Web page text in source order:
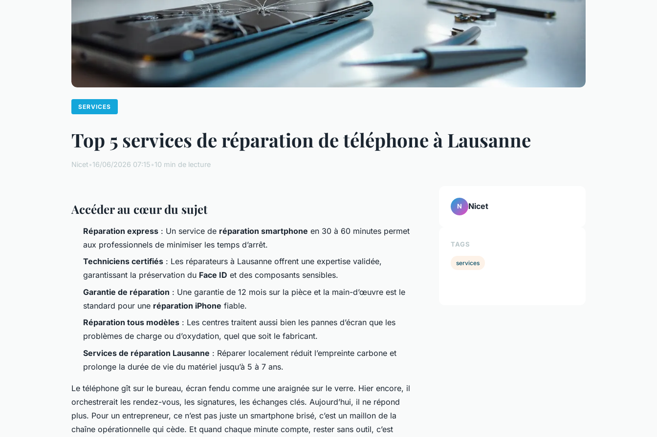
SERVICES
Top 5 services de réparation de téléphone à Lausanne
Nicet•16/06/2026 07:15•10 min de lecture
Accéder au cœur du sujet
Réparation express : Un service de réparation smartphone en 30 à 60 minutes permet
aux professionnels de minimiser les temps d’arrêt.
Techniciens certifiés : Les réparateurs à Lausanne offrent une expertise validée,
garantissant la préservation du Face ID et des composants sensibles.
Garantie de réparation : Une garantie de 12 mois sur la pièce et la main-d’œuvre est le
standard pour une réparation iPhone fiable.
Réparation tous modèles : Les centres traitent aussi bien les pannes d’écran que les
problèmes de charge ou d’oxydation, quel que soit le fabricant.
Services de réparation Lausanne : Réparer localement réduit l’empreinte carbone et
prolonge la durée de vie du matériel jusqu’à 5 à 7 ans.
Le téléphone gît sur le bureau, écran fendu comme une araignée sur le verre. Hier encore, il
orchestrerait les rendez-vous, les signatures, les échanges clés. Aujourd’hui, il ne répond
plus. Pour un entrepreneur, ce n’est pas juste un smartphone brisé, c’est un maillon de la
chaîne opérationnelle qui cède. Et quand chaque minute compte, rester sans outil, c’est
N Nicet
TAGS
services